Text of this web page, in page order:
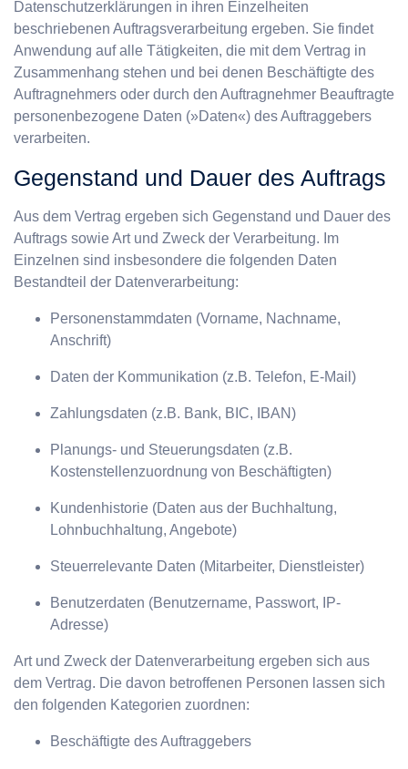
Datenschutzerklärungen in ihren Einzelheiten
beschriebenen Auftragsverarbeitung ergeben. Sie findet
Anwendung auf alle Tätigkeiten, die mit dem Vertrag in
Zusammenhang stehen und bei denen Beschäftigte des
Auftragnehmers oder durch den Auftragnehmer Beauftragte
personenbezogene Daten (»Daten«) des Auftraggebers
verarbeiten.
Gegenstand und Dauer des Auftrags
Aus dem Vertrag ergeben sich Gegenstand und Dauer des
Auftrags sowie Art und Zweck der Verarbeitung. Im
Einzelnen sind insbesondere die folgenden Daten
Bestandteil der Datenverarbeitung:
Personenstammdaten (Vorname, Nachname,
Anschrift)
Daten der Kommunikation (z.B. Telefon, E-Mail)
Zahlungsdaten (z.B. Bank, BIC, IBAN)
Planungs- und Steuerungsdaten (z.B.
Kostenstellenzuordnung von Beschäftigten)
Kundenhistorie (Daten aus der Buchhaltung,
Lohnbuchhaltung, Angebote)
Steuerrelevante Daten (Mitarbeiter, Dienstleister)
Benutzerdaten (Benutzername, Passwort, IP-
Adresse)
Art und Zweck der Datenverarbeitung ergeben sich aus
dem Vertrag. Die davon betroffenen Personen lassen sich
den folgenden Kategorien zuordnen:
Beschäftigte des Auftraggebers